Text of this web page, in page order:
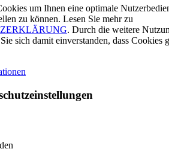
um Ihnen eine optimale
zu können. Lesen Sie mehr zu
. Durch die weitere
sich damit einverstanden, dass Cookies